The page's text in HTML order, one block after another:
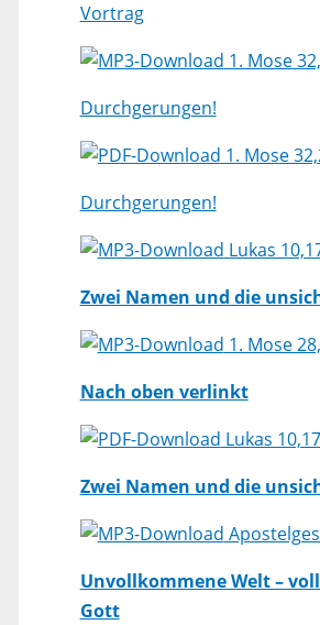
Vortrag
1. Mose
Durchgerungen!
1. Mose
Durchgerungen!
Lukas
Zwei Namen und die
1. Mose
Nach oben verlinkt
Lukas
Zwei Namen und die
Unvollkommene Welt –
Gott